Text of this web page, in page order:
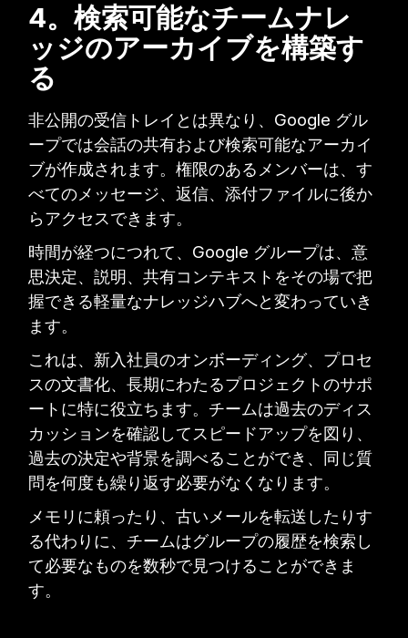
4。検索可能なチームナレ
ッジのアーカイブを構築す
る
非公開の受信トレイとは異なり、Google グル
ープでは会話の共有および検索可能なアーカイ
ブが作成されます。権限のあるメンバーは、す
べてのメッセージ、返信、添付ファイルに後か
らアクセスできます。
時間が経つにつれて、Google グループは、意
思決定、説明、共有コンテキストをその場で把
握できる軽量なナレッジハブへと変わっていき
ます。
これは、新入社員のオンボーディング、プロセ
スの文書化、長期にわたるプロジェクトのサポ
ートに特に役立ちます。チームは過去のディス
カッションを確認してスピードアップを図り、
過去の決定や背景を調べることができ、同じ質
問を何度も繰り返す必要がなくなります。
メモリに頼ったり、古いメールを転送したりす
る代わりに、チームはグループの履歴を検索し
て必要なものを数秒で見つけることができま
す。